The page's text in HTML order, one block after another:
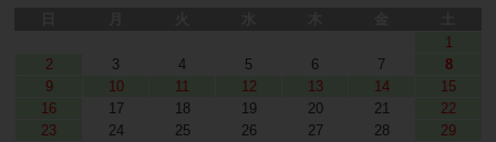
1
2
3 4 5 6 7
8
9
10 11 12 13 14
15
16
17 18 19 20 21
22
23
24 25 26 27 28
29